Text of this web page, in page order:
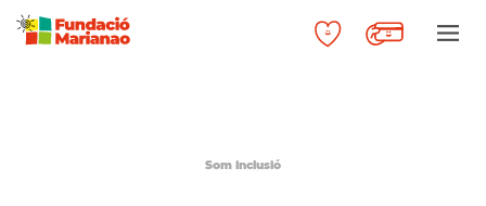
Som inclusió